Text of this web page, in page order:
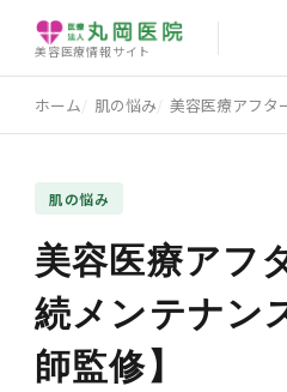
美容医療情報サイト
ホーム 肌の悩み 美容医療アフタ
肌の悩み
美容医療アフ
続メンテナン
師監修】